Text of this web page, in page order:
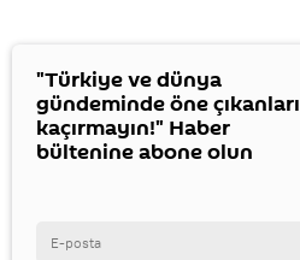
"Türkiye ve dünya
gündeminde öne çıkanları
kaçırmayın!" Haber
bültenine abone olun